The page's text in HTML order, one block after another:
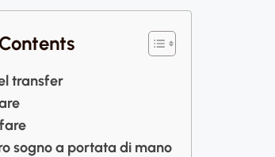
transfer
sogno a portata di mano